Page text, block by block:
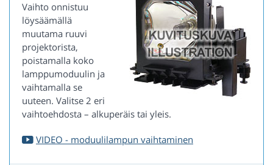
Vaihto onnistuu
löysäämällä
muutama ruuvi
projektorista,
poistamalla koko
lamppumoduulin ja
vaihtamalla se
uuteen. Valitse 2 eri
vaihtoehdosta – alkuperäis tai yleis.
VIDEO - moduulilampun vaihtaminen